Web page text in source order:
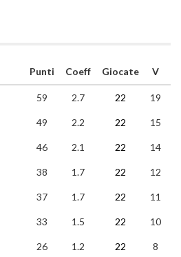
Punti Coeff Giocate V
59 2.7 22 19
49 2.2 22 15
46 2.1 22 14
38 1.7 22 12
37 1.7 22 11
33 1.5 22 10
26 1.2 22 8